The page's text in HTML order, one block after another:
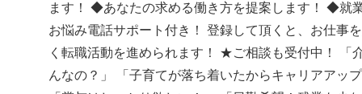
ます！ ◆あなたの求める働き方を提案します！ ◆就
お悩み電話サポート付き！ 登録して頂くと、お仕事
く転職活動を進められます！ ★ご相談も受付中！ 「
んなの？」 「子育てが落ち着いたからキャリアアッ